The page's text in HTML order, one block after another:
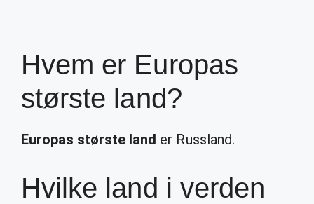
Hvem er Europas
største land?
Europas største land er Russland.
Hvilke land i verden